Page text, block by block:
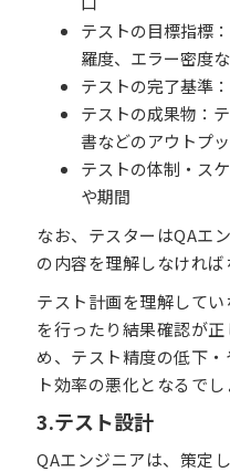
テストの目標指標
羅度、エラー密度
テストの完了基準
テストの成果物：
書などのアウトプ
テストの体制・ス
や期間
なお、テスターはQAエ
の内容を理解しなければ
テスト計画を理解して
を行ったり結果確認が
め、テスト精度の低下
ト効率の悪化となるでし
3.テスト設計
QAエンジニアは、策定